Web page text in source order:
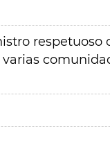
respetuoso